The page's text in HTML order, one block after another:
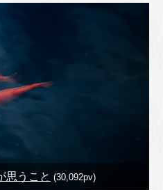
思うこと (30,092pv)